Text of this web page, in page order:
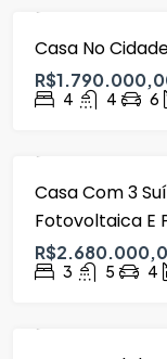
Casa No
4 4 6
Casa Com 3
Fotovoltaica E
3 5 4